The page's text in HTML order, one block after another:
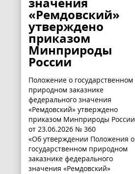
«Ремдовский»
утверждено
приказом
Минприроды
России
Положение о государственном
природном заказнике
федерального значения
«Ремдовский» утверждено
приказом Минприроды России
от 23.06.2026 № 360
«Об утверждении Положения о
государственном природном
заказнике федерального
значения «Ремдовский»